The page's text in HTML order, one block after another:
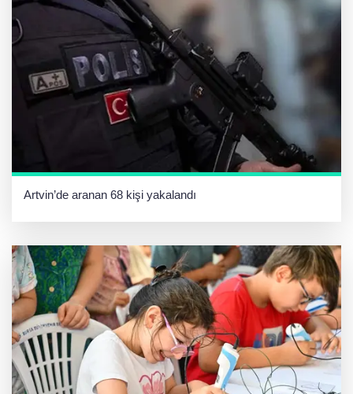
Artvin’de aranan 68 kişi yakalandı